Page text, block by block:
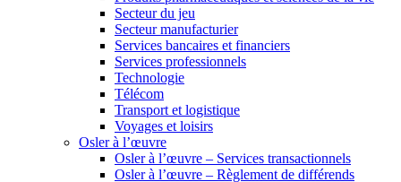
Secteur du jeu
Secteur manufacturier
Services bancaires et financiers
Services professionnels
Technologie
Télécom
Transport et logistique
Voyages et loisirs
Osler à l’œuvre
Osler à l’œuvre – Services transactionnels
Osler à l’œuvre – Règlement de différends